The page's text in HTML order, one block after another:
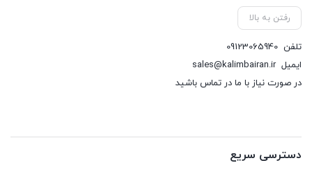
رفتن به بالا
تلفن 09123065940
ایمیلsales@kalimbairan.ir
در صورت نیاز با ما در تماس باشید
دسترسی سریع